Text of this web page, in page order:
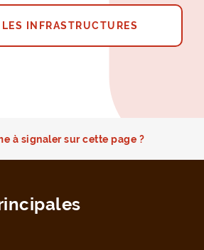
INFRASTRUCTURES
à signaler sur cette page ?